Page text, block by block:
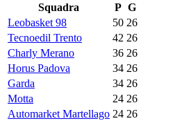
Squadra
P G
Leobasket 98
50 26
Tecnoedil Trento
42 26
Charly Merano
36 26
Horus Padova
34 26
Garda
34 26
Motta
24 26
Automarket Martellago 24 26